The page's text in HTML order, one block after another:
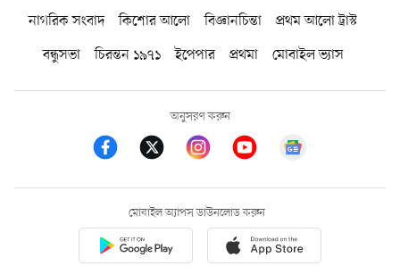
নাগরিক সংবাদ কিশোর আলো বিজ্ঞানচিন্তা
প্রথম আলো ট্রাস্ট
বন্ধুসভা
চিরন্তন ১৯৭১ ইপেপার প্রথমা মোবাইল ভ্যাস
অনুসরণ করুন
মোবাইল অ্যাপস ডাউনলোড করুন